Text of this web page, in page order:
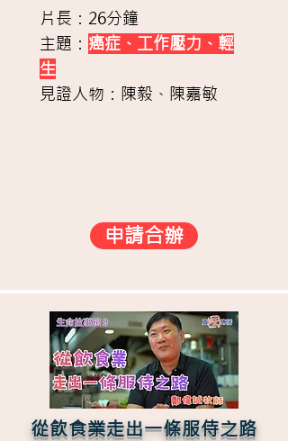
片長：26分鐘
主題： 癌症、工作壓力、輕
生
見證人物：陳毅、陳嘉敏
申請合辦
從飲食業走出一條服侍之路